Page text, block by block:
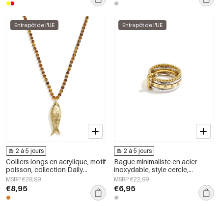
Entrepôt de l'UE
2 à 5 jours
Colliers longs en acrylique, motif
poisson, collection Daily
Simple, bijoux pour femmes
MSRP €28,99
€8,95
Entrepôt de l'UE
2 à 5 jours
Bague minimaliste en acier
inoxydable, style cercle,
collection Daily Simple, bijoux
pour femmes
MSRP €22,99
€6,95